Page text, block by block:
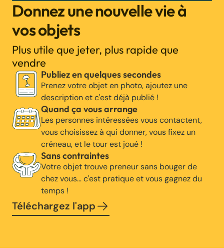
Donnez une nouvelle vie à
vos objets
Plus utile que jeter, plus rapide que
vendre
Publiez en quelques secondes
Prenez votre objet en photo, ajoutez une
description et c'est déjà publié !
Quand ça vous arrange
Les personnes intéressées vous contactent,
vous choisissez à qui donner, vous fixez un
créneau, et le tour est joué !
Sans contraintes
Votre objet trouve preneur sans bouger de
chez vous… c'est pratique et vous gagnez du
temps !
Téléchargez l'app